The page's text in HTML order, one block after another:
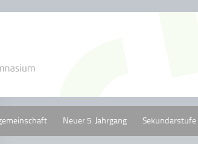
Neuer 5. Jahrgang Sekundarstufe